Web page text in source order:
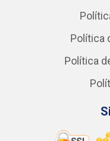
Política
Política